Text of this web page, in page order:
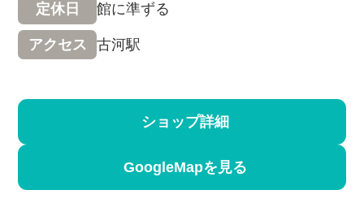
定休日 館に準ずる
アクセス 古河駅
ショップ詳細
GoogleMapを見る